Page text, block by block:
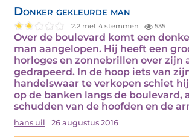
Donker gekleurde man
2.2 met 4 stemmen 535
Over de boulevard komt een
man aangelopen. Hij heeft een
horloges en zonnebrillen over zijn
gedrapeerd. In de hoop iets van
handelswaar te verkopen schiet
op de banken langs de boulevard,
schudden van de hoofden en de
hans uil 26 augustus 2016